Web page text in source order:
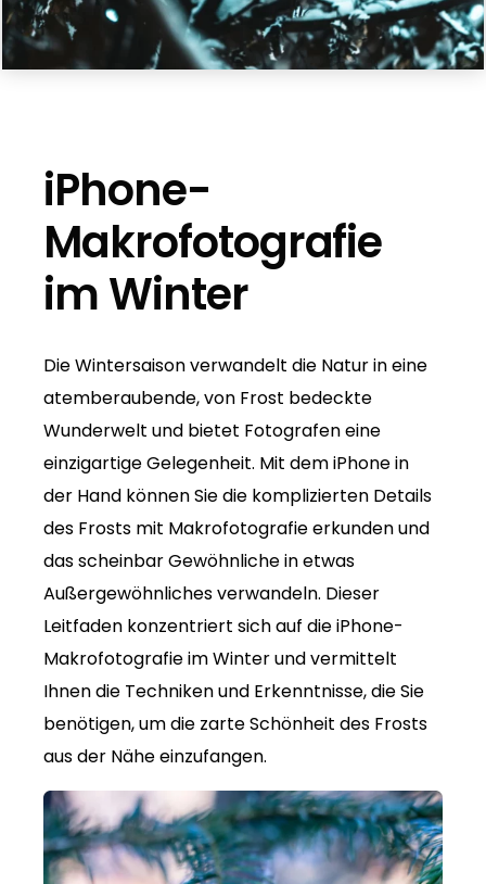
iPhone-
Makrofotografie
im Winter
Die Wintersaison verwandelt die Natur in eine
atemberaubende, von Frost bedeckte
Wunderwelt und bietet Fotografen eine
einzigartige Gelegenheit. Mit dem iPhone in
der Hand können Sie die komplizierten Details
des Frosts mit Makrofotografie erkunden und
das scheinbar Gewöhnliche in etwas
Außergewöhnliches verwandeln. Dieser
Leitfaden konzentriert sich auf die iPhone-
Makrofotografie im Winter und vermittelt
Ihnen die Techniken und Erkenntnisse, die Sie
benötigen, um die zarte Schönheit des Frosts
aus der Nähe einzufangen.